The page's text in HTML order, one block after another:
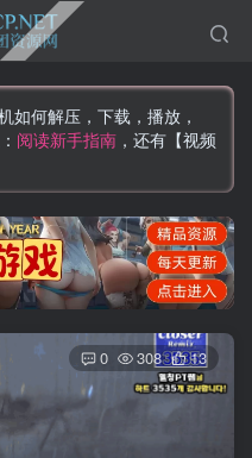
如何解压，下载，播放，
阅读新手指南 ，还有【视频
0 308 13